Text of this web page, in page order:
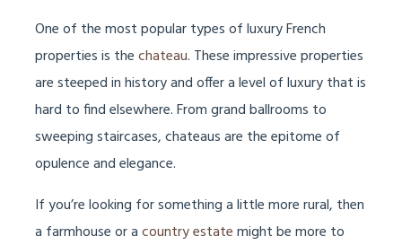
One of the most popular types of luxury French
properties is thechateau. These impressive properties
are steeped in history and offer a level of luxury that is
hard to find elsewhere. From grand ballrooms to
sweeping staircases, chateaus are the epitome of
opulence and elegance.
If you’re looking for something a little more rural, then
a farmhouse or acountry estatemight be more to